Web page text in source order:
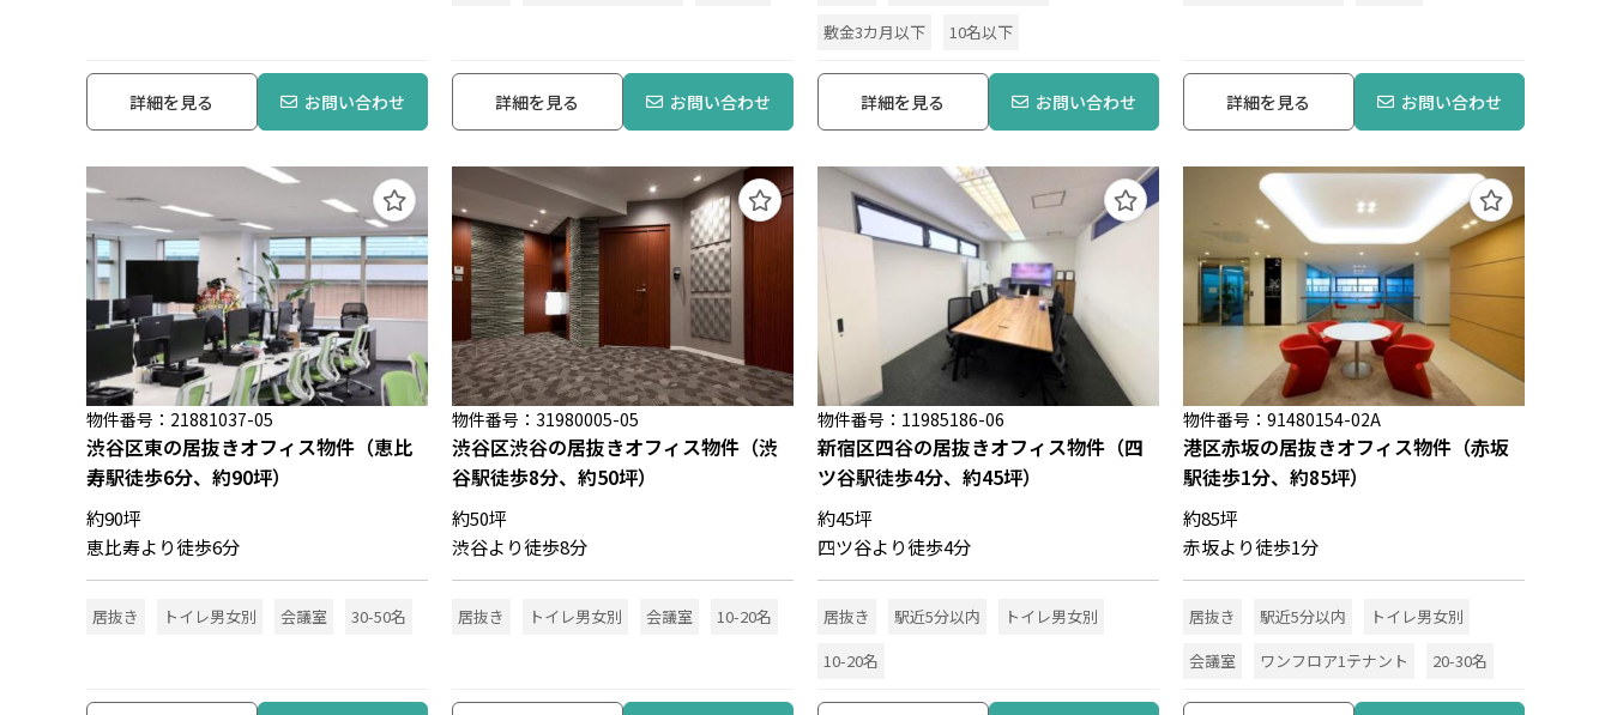
詳細を見る お問い合わせ 詳細を見る お問い合わせ
敷金3カ月以下
10名以下
詳細を見る お問い合わせ 詳細を見る お問い合わせ
物件番号：21881037-05
渋谷区東の居抜きオフィス物件（恵比
寿駅徒歩6分、約90坪）
約90坪
恵比寿より徒歩6分
居抜き トイレ男女別 会議室 30-50名
物件番号：31980005-05
渋谷区渋谷の居抜きオフィス物件（渋
谷駅徒歩8分、約50坪）
約50坪
渋谷より徒歩8分
居抜き トイレ男女別 会議室 10-20名
物件番号：11985186-06
新宿区四谷の居抜きオフィス物件（四
ツ谷駅徒歩4分、約45坪）
約45坪
四ツ谷より徒歩4分
居抜き 駅近5分以内
トイレ男女別
10-20名
物件番号：91480154-02A
港区赤坂の居抜きオフィス物件（赤坂
駅徒歩1分、約85坪）
約85坪
赤坂より徒歩1分
居抜き 駅近5分以内
トイレ男女別
会議室
ワンフロア1テナント 20-30名